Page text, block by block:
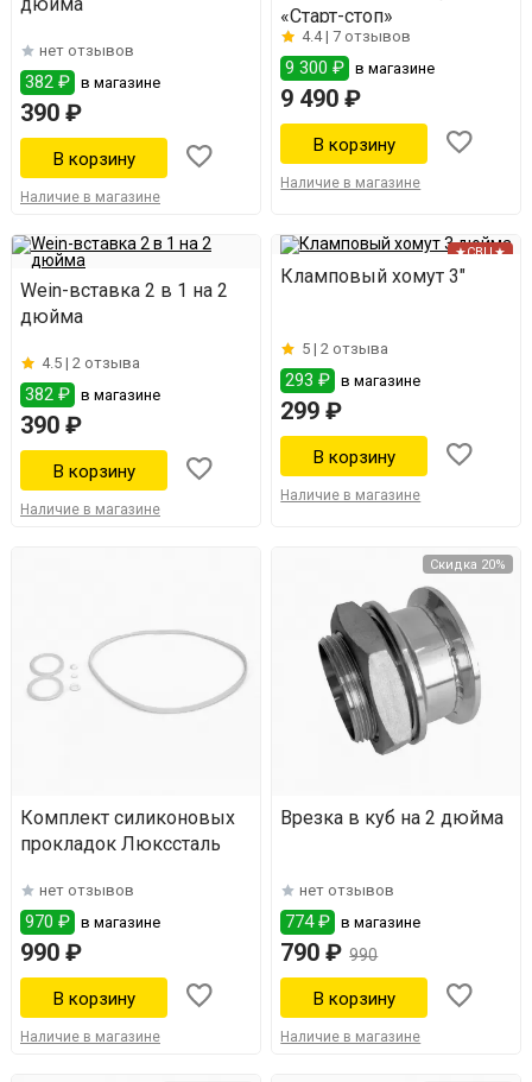
нет отзывов
382 ₽ в магазине
390 ₽
Наличие в магазине
«Старт-стоп»
4.4 |7 отзывов
9 300 ₽ в магазине
9 490 ₽
Наличие в магазине
Wein-вставка 2 в 1 на 2
дюйма
4.5 | 2 отзыва
382 ₽ в магазине
390 ₽
Наличие в магазине
★СВЦ★
Кламповый хомут 3"
5 |2 отзыва
293 ₽ в магазине
299 ₽
Наличие в магазине
Комплект силиконовых
прокладок Люкссталь
нет отзывов
970 ₽ в магазине
990 ₽
Наличие в магазине
Скидка 20%
Врезка в куб на 2 дюйма
нет отзывов
774 ₽ в магазине
790 ₽ 990
Наличие в магазине